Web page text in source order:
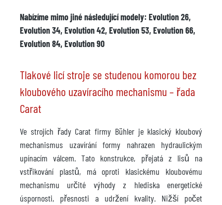
Nabízíme mimo jiné následující modely: Evolution 26,
Evolution 34, Evolution 42, Evolution 53, Evolution 66,
Evolution 84, Evolution 90
Tlakové licí stroje se studenou komorou bez
kloubového uzavíracího mechanismu – řada
Carat
Ve strojích řady Carat firmy Bühler je klasický kloubový
mechanismus uzavírání formy nahrazen hydraulickým
upínacím válcem. Tato konstrukce, přejatá z lisů na
vstřikování plastů, má oproti klasickému kloubovému
mechanismu určité výhody z hlediska energetické
úspornosti, přesnosti a udržení kvality. Nižší počet